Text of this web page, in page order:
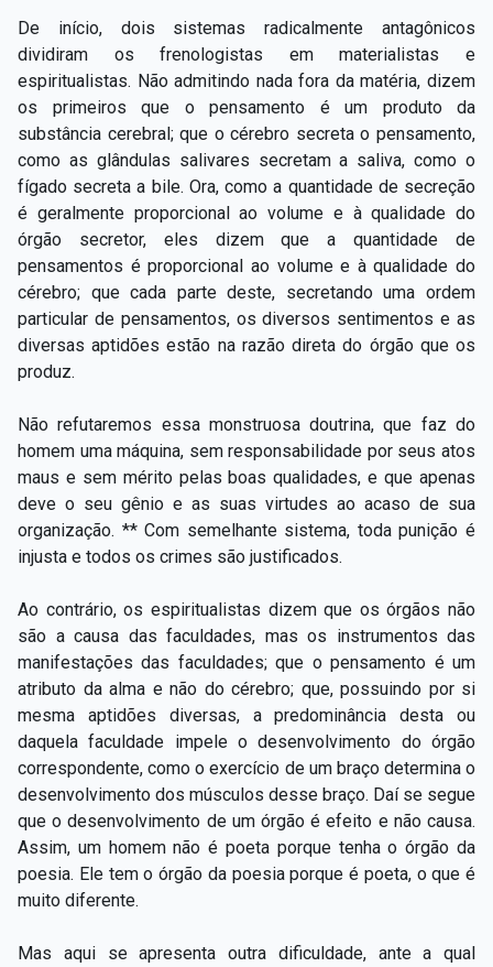
De início, dois sistemas radicalmente antagônicos
dividiram os frenologistas em materialistas e
espiritualistas. Não admitindo nada fora da matéria, dizem
os primeiros que o pensamento é um produto da
substância cerebral; que o cérebro secreta o pensamento,
como as glândulas salivares secretam a saliva, como o
fígado secreta a bile. Ora, como a quantidade de secreção
é geralmente proporcional ao volume e à qualidade do
órgão secretor, eles dizem que a quantidade de
pensamentos é proporcional ao volume e à qualidade do
cérebro; que cada parte deste, secretando uma ordem
particular de pensamentos, os diversos sentimentos e as
diversas aptidões estão na razão direta do órgão que os
produz.
Não refutaremos essa monstruosa doutrina, que faz do
homem uma máquina, sem responsabilidade por seus atos
maus e sem mérito pelas boas qualidades, e que apenas
deve o seu gênio e as suas virtudes ao acaso de sua
organização. ** Com semelhante sistema, toda punição é
injusta e todos os crimes são justificados.
Ao contrário, os espiritualistas dizem que os órgãos não
são a causa das faculdades, mas os instrumentos das
manifestações das faculdades; que o pensamento é um
atributo da alma e não do cérebro; que, possuindo por si
mesma aptidões diversas, a predominância desta ou
daquela faculdade impele o desenvolvimento do órgão
correspondente, como o exercício de um braço determina o
desenvolvimento dos músculos desse braço. Daí se segue
que o desenvolvimento de um órgão é efeito e não causa.
Assim, um homem não é poeta porque tenha o órgão da
poesia. Ele tem o órgão da poesia porque é poeta, o que é
muito diferente.
Mas aqui se apresenta outra dificuldade, ante a qual